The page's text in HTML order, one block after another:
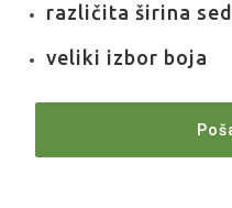
različita širina
veliki izbor boja